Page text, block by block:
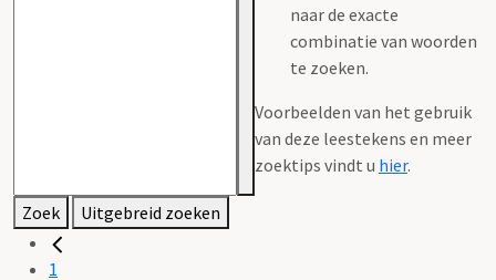
naar de exacte
combinatie van woorden
te zoeken.
Voorbeelden van het gebruik
van deze leestekens en meer
zoektips vindt u hier.
Zoek Uitgebreid zoeken
1